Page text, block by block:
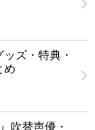
ズ・特典・
め
吹替声優・